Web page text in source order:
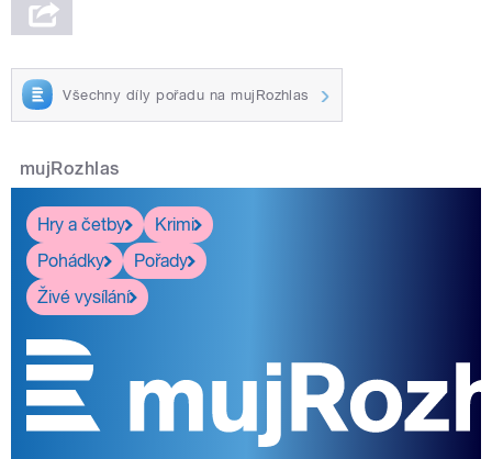
Všechny díly pořadu na mujRozhlas
mujRozhlas
Hry a četby
Krimi
Pohádky
Pořady
Živé vysílání